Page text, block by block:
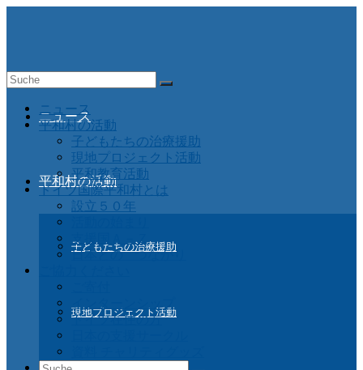
ニュース
平和村の活動
子どもたちの治療援助
現地プロジェクト活動
Suche
ニュース
平和村の活動
子どもたちの治療援助
現地プロジェクト活動
平和教育活動
ドイツ国際平和村とは
設立５０年
支援国Ａ－Ｚ
日本との つながり
インターンシップ
ドイツ在住の方